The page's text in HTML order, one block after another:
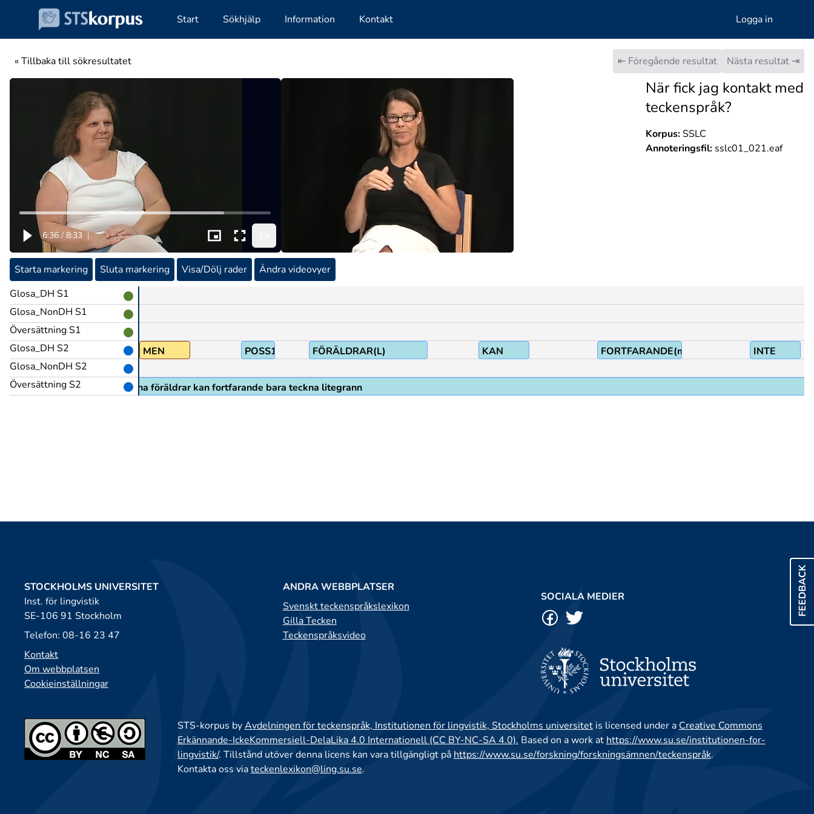
Start Sökhjälp Information Kontakt Logga in
« Tillbaka till sökresultatet ⇤ Föregående resultat Nästa resultat ⇥
6:36 / 8:33 |
När fick jag kontakt med
teckenspråk?
Korpus:SSLC
Annoteringsfil:sslc01_021.eaf
Starta markering Sluta markering Visa/Dölj rader
Ändra videovyer
Glosa_DH S1
Glosa_NonDH S1
Översättning S1
Glosa_DH S2
Glosa_NonDH S2
Översättning S2
MEN POSS1 FÖRÄLDRAR(L) KAN FORTFARANDE(ml) INTE
men mina föräldrar kan fortfarande bara teckna litegrann
FEEDBACK
STOCKHOLMS UNIVERSITET
Inst. för lingvistik
SE-106 91 Stockholm
Telefon: 08-16 23 47
Kontakt
Om webbplatsen
Cookieinställningar
ANDRA WEBBPLATSER
Svenskt teckenspråkslexikon
Gilla Tecken
Teckenspråksvideo
SOCIALA MEDIER
STS-korpus byAvdelningen för teckenspråk, Institutionen för lingvistik, Stockholms universitetis licensed under a Creative Commons
Erkännande-IckeKommersiell-DelaLika 4.0 Internationell (CC BY-NC-SA 4.0). Based on a work at https://www.su.se/institutionen-for-
lingvistik/. Tillstånd utöver denna licens kan vara tillgängligt på https://www.su.se/forskning/forskningsämnen/teckenspråk.
Kontakta oss viateckenlexikon@ling.su.se.